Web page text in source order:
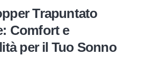
Trapuntato
Comfort e
per il Tuo Sonno